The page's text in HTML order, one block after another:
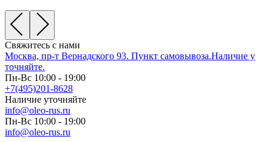
Свяжитесь с нами
Москва, пр-т Вернадского 93. Пункт самовывоза.Наличие у
точняйте.
Пн-Вс 10:00 - 19:00
+7(495)201-8628
Наличие уточняйте
info@oleo-rus.ru
Пн-Вс 10:00 - 19:00
info@oleo-rus.ru